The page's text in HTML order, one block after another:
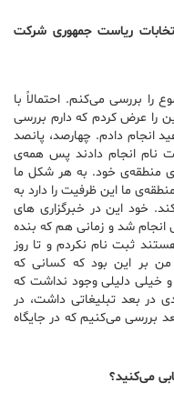
ریاست جمهوری شرکت
را بررسی می‌کنم. احتمالاً با
را عرض کردم که دارم بررسی
انجام دادم. چهارصد، پانصد
نام انجام دادند پس همه‌ی
منطقه‌ی خود. به هر شکل ما
ما این ظرفیت را دارد به
خود این در خبرگزاری های
انجام شد و زمانی هم که بنده
ثبت نام نکردم و تا روز
بر این بود که کسانی که
و خیلی دلیلی وجود نداشت که
در بعد تبلیغاتی داشت، در
بررسی می‌کنیم که در جایگاه
می‌کنید؟